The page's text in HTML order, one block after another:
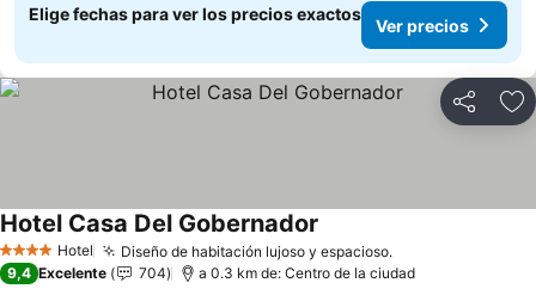
Elige fechas para ver los precios exactos
Ver precios
Compartir
4 EstrellasHotel Diseño de habitación lujoso y espacioso.Ver precios
Hotel Casa Del Gobernador
9,4 Excelente 704 a 0.3 km de: Centro de la ciudad